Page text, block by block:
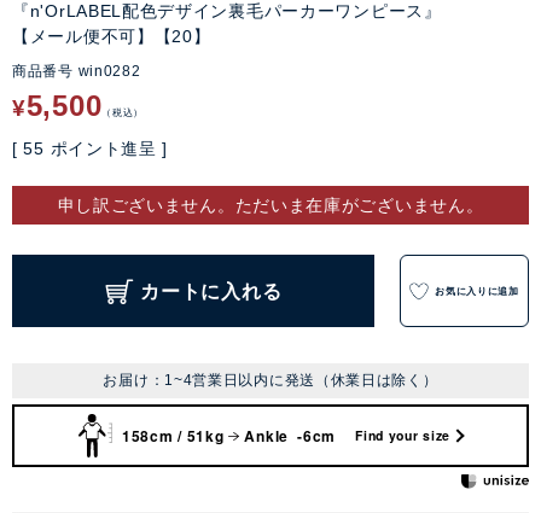
『n'OrLABEL配色デザイン裏毛パーカーワンピース』
【メール便不可】【20】
商品番号 win0282
¥5,500 税込
[ 55 ポイント進呈 ]
申し訳ございません。ただいま在庫がございません。
カートに入れる お気に入りに追加
お届け：1~4営業日以内に発送（休業日は除く）
158cm / 51kg Ankle -6cm Find your size